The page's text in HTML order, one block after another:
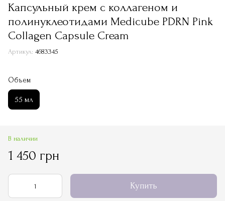
Капсульный крем с коллагеном и
полинуклеотидами Medicube PDRN Pink
Collagen Capsule Cream
Артикул: 4683345
Объем
55 мл
В наличии
1 450 грн
Купить